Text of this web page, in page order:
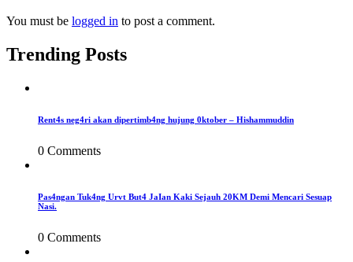
You must be logged in to post a comment.
Trending Posts
Rent4s neg4ri akan dipertimb4ng hujung 0ktober – Hishammuddin
0 Comments
Pas4ngan Tuk4ng Urvt But4 JaIan Kaki Sejauh 20KM Demi Mencari Sesuap
Nasi.
0 Comments